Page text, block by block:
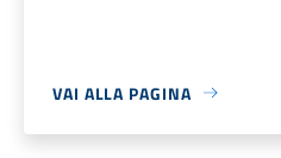
VAI ALLA PAGINA